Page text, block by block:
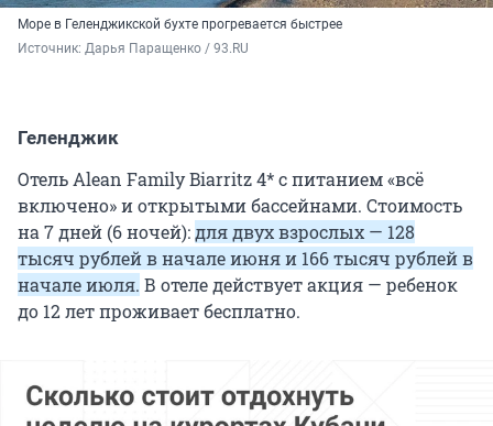
Море в Геленджикской бухте прогревается быстрее
Источник: Дарья Паращенко / 93.RU
Геленджик
Отель Alean Family Biarritz 4* с питанием «всё
включено» и открытыми бассейнами. Стоимость
на 7 дней (6 ночей):для двух взрослых — 128
тысяч рублей в начале июня и 166 тысяч рублей в
начале июля. В отеле действует акция — ребенок
до 12 лет проживает бесплатно.